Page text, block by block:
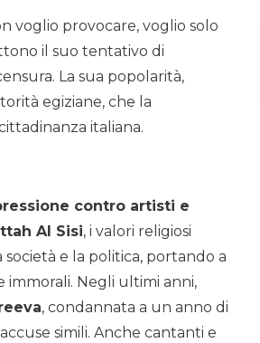
voglio provocare, voglio solo
il suo tentativo di
La sua popolarità,
egiziane, che la
italiana.
contro artisti e
Al Sisi, i valori religiosi
e la politica, portando a
Negli ultimi anni,
, condannata a un anno di
simili. Anche cantanti e